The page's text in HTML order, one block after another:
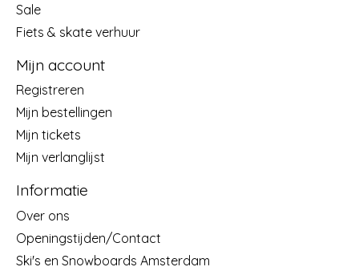
Sale
Fiets & skate verhuur
Mijn account
Registreren
Mijn bestellingen
Mijn tickets
Mijn verlanglijst
Informatie
Over ons
Openingstijden/Contact
Ski's en Snowboards Amsterdam